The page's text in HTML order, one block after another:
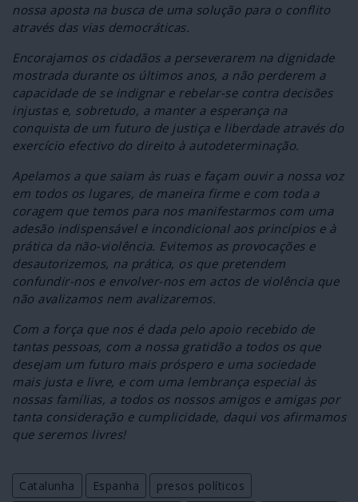
nossa aposta na busca de uma solução para o conflito
através das vias democráticas.
Encorajamos os cidadãos a perseverarem na dignidade
mostrada durante os últimos anos, a não perderem a
capacidade de se indignar e rebelar-se contra decisões
injustas e, sobretudo, a manter a esperança na
conquista de um futuro de justiça e liberdade através do
exercício efectivo do direito à autodeterminação.
Apelamos a que saiam às ruas e façam ouvir a nossa voz
em todos os lugares, de maneira firme e com toda a
coragem que temos para nos manifestarmos com uma
adesão indispensável e incondicional aos princípios e à
prática da não-violência. Evitemos as provocações e
desautorizemos, na prática, os que pretendem
confundir-nos e envolver-nos em actos de violência que
não avalizamos nem avalizaremos.
Com a força que nos é dada pelo apoio recebido de
tantas pessoas, com a nossa gratidão a todos os que
desejam um futuro mais próspero e uma sociedade
mais justa e livre, e com uma lembrança especial às
nossas famílias, a todos os nossos amigos e amigas por
tanta consideração e cumplicidade, daqui vos afirmamos
que seremos livres!
Catalunha Espanha
presos políticos